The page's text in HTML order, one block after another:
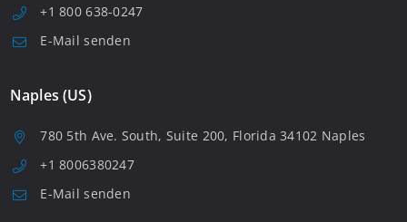
+1 800 638-0247
E-Mail senden
Naples (US)
780 5th Ave. South, Suite 200, Florida 34102 Naples
+1 8006380247
E-Mail senden